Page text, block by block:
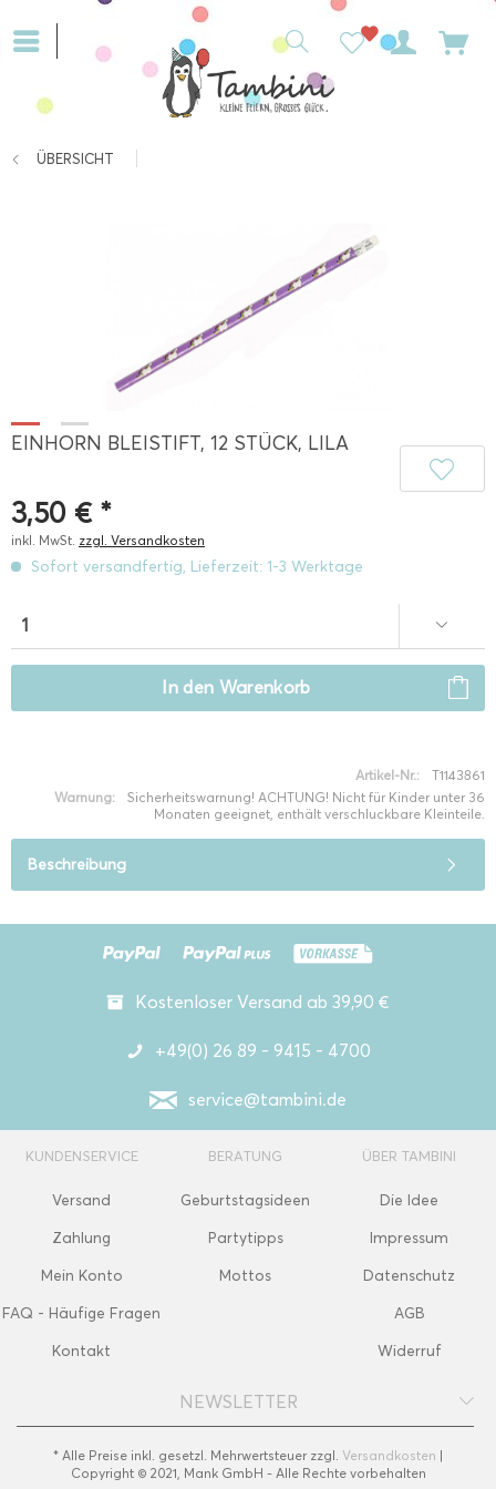
ÜBERSICHT
EINHORN BLEISTIFT, 12 STÜCK, LILA
3,50 € *
inkl. MwSt. zzgl. Versandkosten
Sofort versandfertig, Lieferzeit: 1-3 Werktage
In den Warenkorb
Artikel-Nr.:
T1143861
Warnung:
Sicherheitswarnung! ACHTUNG! Nicht für Kinder unter 36
Monaten geeignet, enthält verschluckbare Kleinteile.
Beschreibung
Kostenloser Versand ab 39,90 €
+49(0) 26 89 - 9415 - 4700
service@tambini.de
KUNDENSERVICE
Versand
Zahlung
Mein Konto
FAQ - Häufige Fragen
Kontakt
BERATUNG
Geburtstagsideen
Partytipps
Mottos
ÜBER TAMBINI
Die Idee
Impressum
Datenschutz
AGB
Widerruf
NEWSLETTER
* Alle Preise inkl. gesetzl. Mehrwertsteuer zzgl. Versandkosten |
Copyright © 2021, Mank GmbH - Alle Rechte vorbehalten